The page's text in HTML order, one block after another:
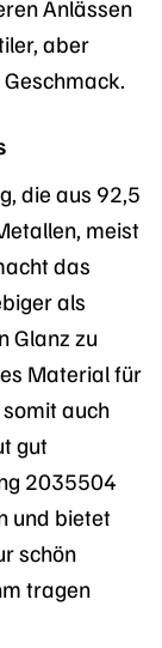
Anlässen
aber
die aus 92,5
meist
das
als
Glanz zu
Material für
somit auch
gut
2035504
und bietet
schön
tragen